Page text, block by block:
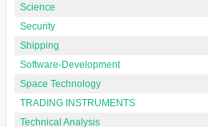
Science
Security
Shipping
Software-Development
Space Technology
TRADING INSTRUMENTS
Technical Analysis